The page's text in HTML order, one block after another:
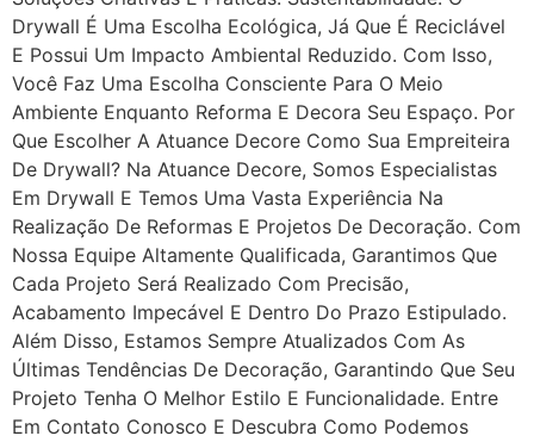
Drywall É Uma Escolha Ecológica, Já Que É Reciclável
E Possui Um Impacto Ambiental Reduzido. Com Isso,
Você Faz Uma Escolha Consciente Para O Meio
Ambiente Enquanto Reforma E Decora Seu Espaço. Por
Que Escolher A Atuance Decore Como Sua Empreiteira
De Drywall? Na Atuance Decore, Somos Especialistas
Em Drywall E Temos Uma Vasta Experiência Na
Realização De Reformas E Projetos De Decoração. Com
Nossa Equipe Altamente Qualificada, Garantimos Que
Cada Projeto Será Realizado Com Precisão,
Acabamento Impecável E Dentro Do Prazo Estipulado.
Além Disso, Estamos Sempre Atualizados Com As
Últimas Tendências De Decoração, Garantindo Que Seu
Projeto Tenha O Melhor Estilo E Funcionalidade. Entre
Em Contato Conosco E Descubra Como Podemos